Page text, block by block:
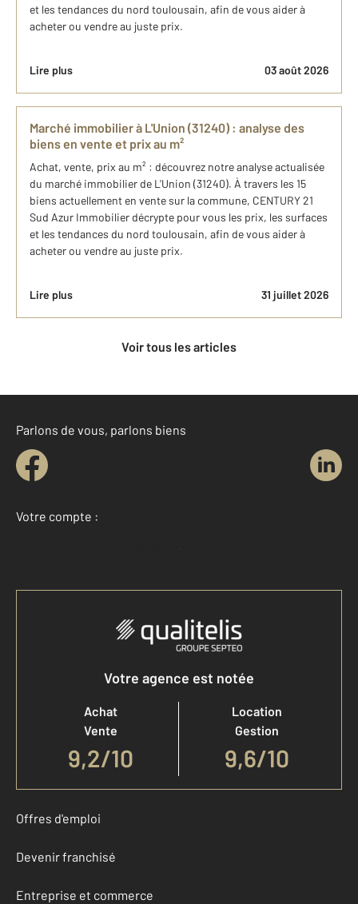
et les tendances du nord toulousain, afin de vous aider à
acheter ou vendre au juste prix.
Lire plus 03 août 2026
Marché immobilier à L'Union (31240) : analyse des
biens en vente et prix au m²
Achat, vente, prix au m² : découvrez notre analyse actualisée
du marché immobilier de L'Union (31240). À travers les 15
biens actuellement en vente sur la commune, CENTURY 21
Sud Azur Immobilier décrypte pour vous les prix, les surfaces
et les tendances du nord toulousain, afin de vous aider à
acheter ou vendre au juste prix.
Lire plus 31 juillet 2026
Voir tous les articles
Parlons de vous, parlons biens
Votre compte :
Accéder à mon compte
Votre agence est notée
Achat
Vente
9,2/10
Location
Gestion
9,6/10
Offres d'emploi
Devenir franchisé
Entreprise et commerce